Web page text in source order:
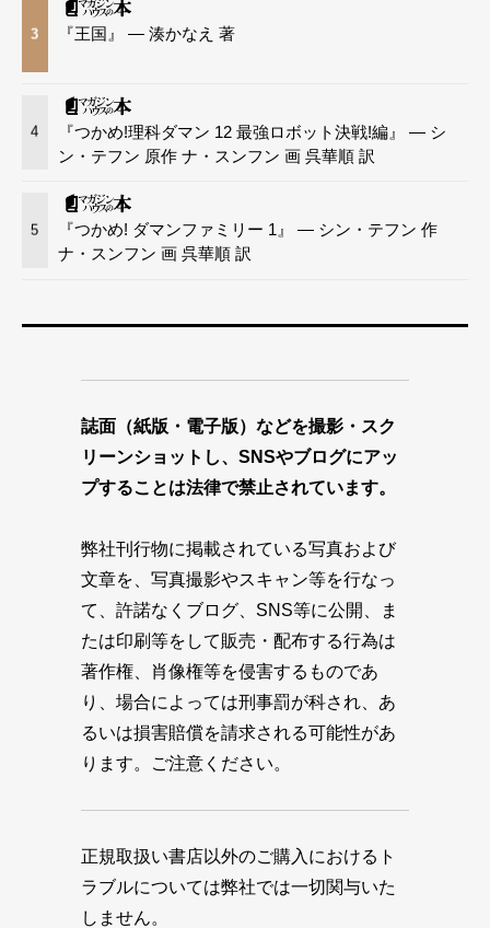
3 『王国』 — 湊かなえ 著
4
『つかめ!理科ダマン 12 最強ロボット決戦!編』 — シ
ン・テフン 原作 ナ・スンフン 画 呉華順 訳
5
『つかめ! ダマンファミリー 1』 — シン・テフン 作
ナ・スンフン 画 呉華順 訳
誌面（紙版・電子版）などを撮影・スク
リーンショットし、SNSやブログにアッ
プすることは法律で禁止されています。
弊社刊行物に掲載されている写真および
文章を、写真撮影やスキャン等を行なっ
て、許諾なくブログ、SNS等に公開、ま
たは印刷等をして販売・配布する行為は
著作権、肖像権等を侵害するものであ
り、場合によっては刑事罰が科され、あ
るいは損害賠償を請求される可能性があ
ります。ご注意ください。
正規取扱い書店以外のご購入におけるト
ラブルについては弊社では一切関与いた
しません。